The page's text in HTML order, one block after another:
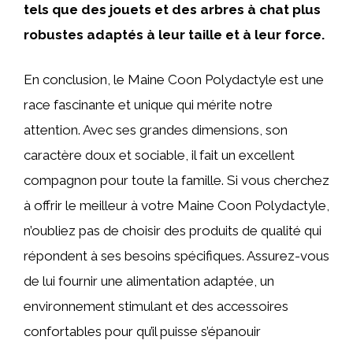
tels que des jouets et des arbres à chat plus
robustes adaptés à leur taille et à leur force.
En conclusion, le Maine Coon Polydactyle est une
race fascinante et unique qui mérite notre
attention. Avec ses grandes dimensions, son
caractère doux et sociable, il fait un excellent
compagnon pour toute la famille. Si vous cherchez
à offrir le meilleur à votre Maine Coon Polydactyle,
n’oubliez pas de choisir des produits de qualité qui
répondent à ses besoins spécifiques. Assurez-vous
de lui fournir une alimentation adaptée, un
environnement stimulant et des accessoires
confortables pour qu’il puisse s’épanouir